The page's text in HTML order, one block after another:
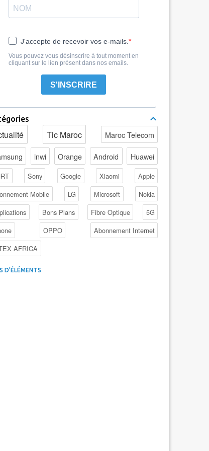
J'accepte de recevoir vos e-mails.
Vous pouvez vous désinscrire à tout moment en
cliquant sur le lien présent dans nos emails.
S'INSCRIRE
Tic Maroc Maroc Telecom
inwi Orange Android Huawei
Sony Google Xiaomi
Apple
Mobile
LG Microsoft
Nokia
Bons Plans Fibre Optique
5G
OPPO
Abonnement Internet
AFRICA
au Maroc
D'ÉLÉMENTS